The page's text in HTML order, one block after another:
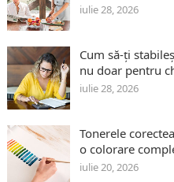
iulie 28, 2026
Cum să-ți
nu doar pentru
iulie 28, 2026
Tonerele
o colorare
iulie 20, 2026